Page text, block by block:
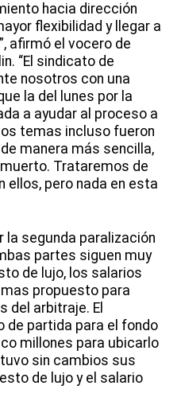
hacia dirección
flexibilidad y llegar a
afirmó el vocero de
“El sindicato de
nosotros con una
la del lunes por la
a ayudar al proceso a
temas incluso fueron
manera más sencilla,
Trataremos de
ellos, pero nada en esta
la segunda paralización
partes siguen muy
de lujo, los salarios
propuesto para
del arbitraje. El
de partida para el fondo
millones para ubicarlo
sin cambios sus
de lujo y el salario